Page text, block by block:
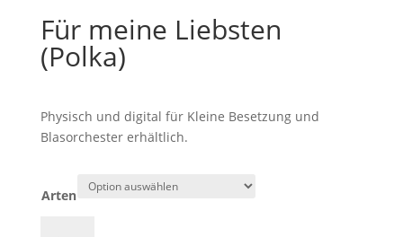
Für meine Liebsten
(Polka)
Physisch und digital für Kleine Besetzung und
Blasorchester erhältlich.
Arten